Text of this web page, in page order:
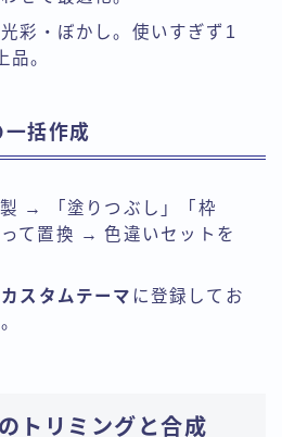
彩・ぼかし。使いすぎず1
品。
括作成
→ 「塗りつぶし」「枠
て置換 → 色違いセットを
カスタムテーマ に登録してお
トリミングと合成